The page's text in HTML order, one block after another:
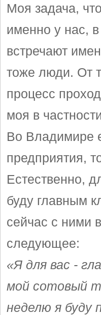
Моя задача,
именно у нас,
встречают
тоже люди. От
процесс
моя в
Во Владимире
предприятия,
Естественно,
буду главным
сейчас с ними
следующее:
«Я для вас -
мой сотовый
неделю я буду